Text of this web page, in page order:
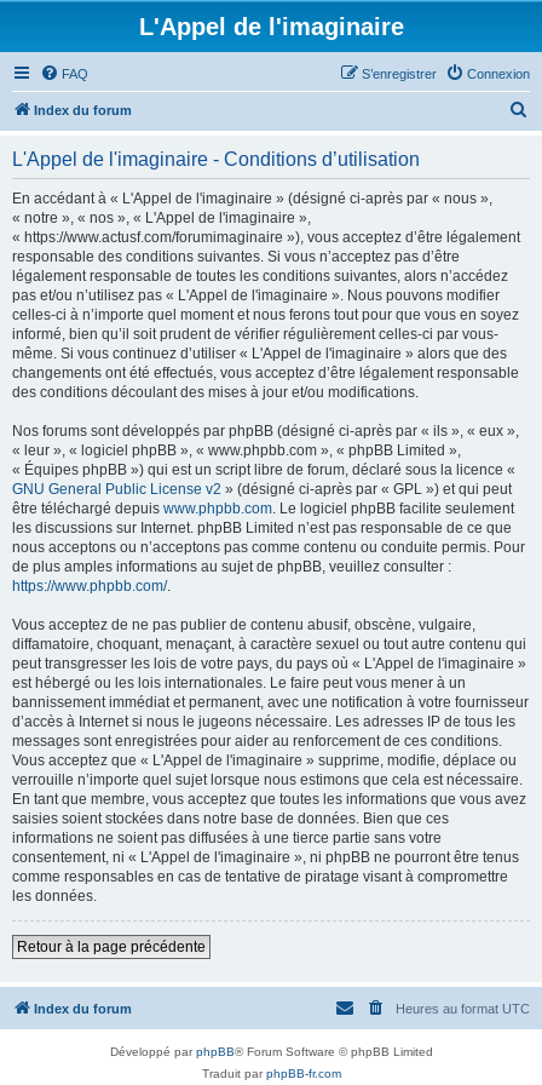
L'Appel de l'imaginaire
FAQ Connexion
S’enregistrer
Index du forum
L'Appel de l'imaginaire - Conditions d’utilisation
En accédant à « L'Appel de l'imaginaire » (désigné ci-après par « nous »,
« notre », « nos », « L'Appel de l'imaginaire »,
« https://www.actusf.com/forumimaginaire »), vous acceptez d’être légalement
responsable des conditions suivantes. Si vous n’acceptez pas d’être
légalement responsable de toutes les conditions suivantes, alors n’accédez
pas et/ou n’utilisez pas « L'Appel de l'imaginaire ». Nous pouvons modifier
celles-ci à n’importe quel moment et nous ferons tout pour que vous en soyez
informé, bien qu’il soit prudent de vérifier régulièrement celles-ci par vous-
même. Si vous continuez d’utiliser « L'Appel de l'imaginaire » alors que des
changements ont été effectués, vous acceptez d’être légalement responsable
des conditions découlant des mises à jour et/ou modifications.
Nos forums sont développés par phpBB (désigné ci-après par « ils », « eux »,
« leur », « logiciel phpBB », « www.phpbb.com », « phpBB Limited »,
« Équipes phpBB ») qui est un script libre de forum, déclaré sous la licence «
GNU General Public License v2 » (désigné ci-après par « GPL ») et qui peut
être téléchargé depuis www.phpbb.com. Le logiciel phpBB facilite seulement
les discussions sur Internet. phpBB Limited n’est pas responsable de ce que
nous acceptons ou n’acceptons pas comme contenu ou conduite permis. Pour
de plus amples informations au sujet de phpBB, veuillez consulter :
https://www.phpbb.com/.
Vous acceptez de ne pas publier de contenu abusif, obscène, vulgaire,
diffamatoire, choquant, menaçant, à caractère sexuel ou tout autre contenu qui
peut transgresser les lois de votre pays, du pays où « L'Appel de l'imaginaire »
est hébergé ou les lois internationales. Le faire peut vous mener à un
bannissement immédiat et permanent, avec une notification à votre fournisseur
d’accès à Internet si nous le jugeons nécessaire. Les adresses IP de tous les
messages sont enregistrées pour aider au renforcement de ces conditions.
Vous acceptez que « L'Appel de l'imaginaire » supprime, modifie, déplace ou
verrouille n’importe quel sujet lorsque nous estimons que cela est nécessaire.
En tant que membre, vous acceptez que toutes les informations que vous avez
saisies soient stockées dans notre base de données. Bien que ces
informations ne soient pas diffusées à une tierce partie sans votre
consentement, ni « L'Appel de l'imaginaire », ni phpBB ne pourront être tenus
comme responsables en cas de tentative de piratage visant à compromettre
les données.
Retour à la page précédente
Index du forum Heures au format UTC
Développé parphpBB® Forum Software © phpBB Limited
Traduit parphpBB-fr.com